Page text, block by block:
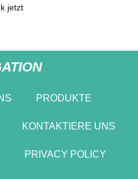
jetzt
PRODUKTE
KONTAKTIERE UNS
PRIVACY POLICY